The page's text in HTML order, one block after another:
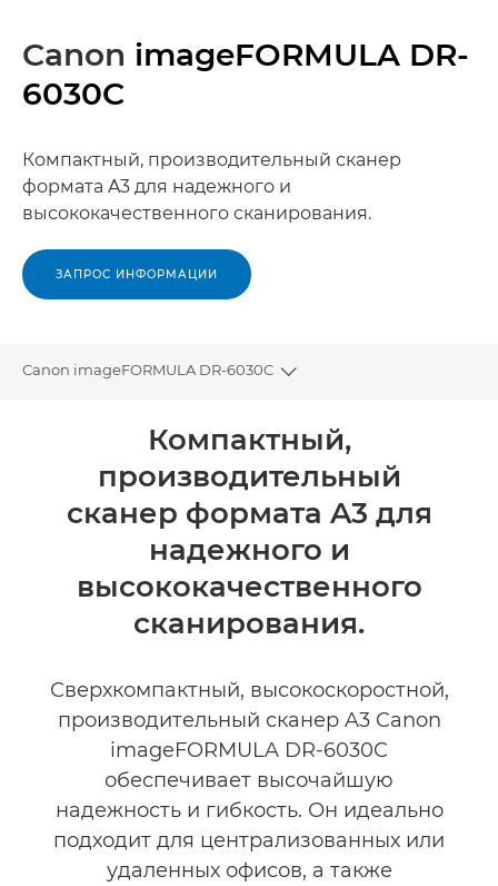
Canon imageFORMULA DR-
6030C
Компактный, производительный сканер
формата A3 для надежного и
высококачественного сканирования.
ЗАПРОС ИНФОРМАЦИИ
Canon imageFORMULA DR-6030C
Toggle breadcrumbs
Общая информация
Технические характеристики
Компактный,
производительный
сканер формата A3 для
надежного и
высококачественного
сканирования.
Сверхкомпактный, высокоскоростной,
производительный сканер A3 Canon
imageFORMULA DR-6030C
обеспечивает высочайшую
надежность и гибкость. Он идеально
подходит для централизованных или
удаленных офисов, а также